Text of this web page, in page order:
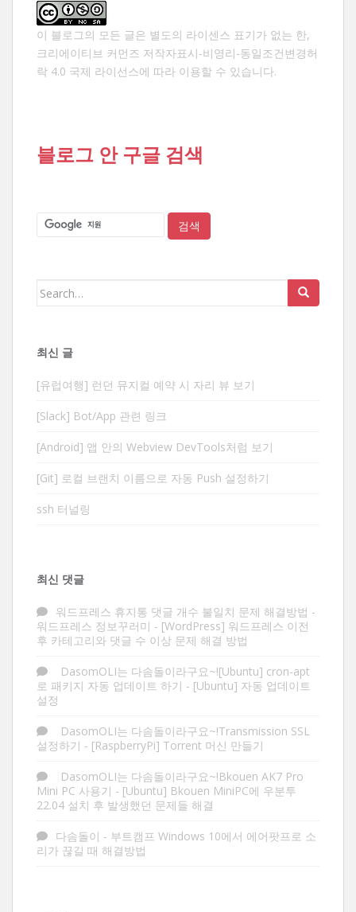
이 블로그의 모든 글은 별도의 라이센스 표기가 없는 한,
크리에이티브 커먼즈 저작자표시-비영리-동일조건변경허
락 4.0 국제 라이선스에 따라 이용할 수 있습니다.
블로그 안 구글 검색
Search
최신 글
[유럽여행] 런던 뮤지컬 예약 시 자리 뷰 보기
[Slack] Bot/App 관련 링크
[Android] 앱 안의 Webview DevTools처럼 보기
[Git] 로컬 브랜치 이름으로 자동 Push 설정하기
ssh 터널링
최신 댓글
워드프레스 휴지통 댓글 개수 불일치 문제 해결방법 -
워드프레스 정보꾸러미 - [WordPress] 워드프레스 이전
후 카테고리와 댓글 수 이상 문제 해결 방법
DasomOLI는 다솜돌이라구요~![Ubuntu] cron-apt
로 패키지 자동 업데이트 하기 - [Ubuntu] 자동 업데이트
설정
DasomOLI는 다솜돌이라구요~!Transmission SSL
설정하기 - [RaspberryPi] Torrent 머신 만들기
DasomOLI는 다솜돌이라구요~!Bkouen AK7 Pro
Mini PC 사용기 - [Ubuntu] Bkouen MiniPC에 우분투
22.04 설치 후 발생했던 문제들 해결
다솜돌이 - 부트캠프 Windows 10에서 에어팟프로 소
리가 끊길 때 해결방법